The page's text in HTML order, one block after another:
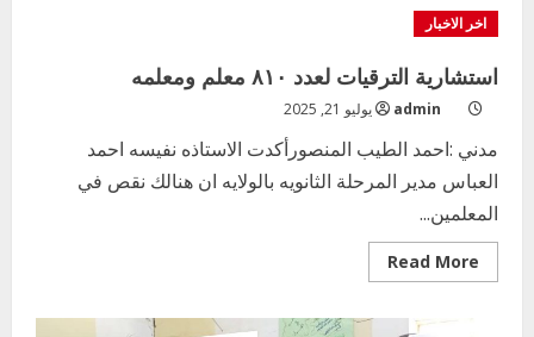
بولاية
الجزيرة
تعلن
عن
حاد
في
وظائف
التعليم
اخر الاخبار
استشارية الترقيات لعدد ٨١٠ معلم ومعلمه
admin يوليو 21, 2025
مدني :احمد الطيب المنصورأكدت الاستاذه نفيسه احمد
العباس مدير المرحلة الثانويه بالولايه ان هنالك نقص في
المعلمين...
Read More
more
الترقيات